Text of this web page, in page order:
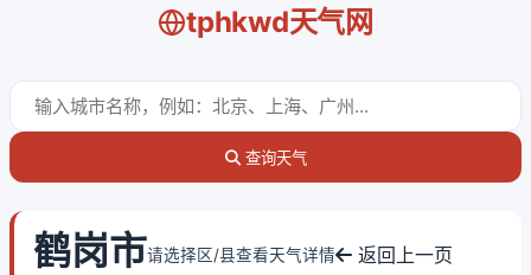
tphkwd天气网
查询天气
鹤岗市请选择区/县查看天气详情 返回上一页